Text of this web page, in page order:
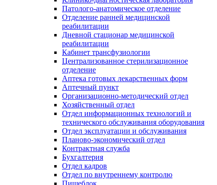
Патолого-анатомическое отделение
Отделение ранней медицинской
реабилитации
Дневной стационар медицинской
реабилитации
Кабинет трансфузиологии
Централизованное стерилизационное
отделение
Аптека готовых лекарственных форм
Аптечный пункт
Организационно-методический отдел
Хозяйственный отдел
Отдел информационных технологий и
технического обслуживания оборудования
Отдел эксплуатации и обслуживания
Планово-экономический отдел
Контрактная служба
Бухгалтерия
Отдел кадров
Отдел по внутреннему контролю
Пищеблок